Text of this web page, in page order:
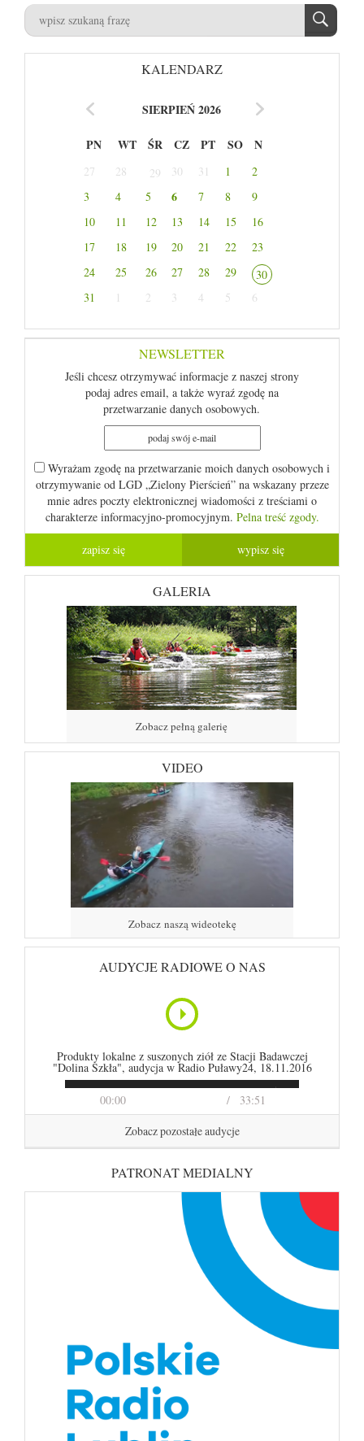
KALENDARZ
SIERPIEŃ 2026
PN WT ŚR CZ PT SO N
27 28 29 30 31 1
2
3
4 5 6 7 8
9
10
11 12 13 14 15
16
17
18 19 20 21 22
23
24
25 26 27 28 29
30
31
1 2 3 4 5 6
NEWSLETTER
Jeśli chcesz otrzymywać informacje z naszej strony
podaj adres email, a także wyraź zgodę na
przetwarzanie danych osobowych.
Wyrażam zgodę na przetwarzanie moich danych osobowych i
otrzymywanie od LGD „Zielony Pierścień” na wskazany przeze
mnie adres poczty elektronicznej wiadomości z treściami o
charakterze informacyjno-promocyjnym. Pelna treść zgody.
GALERIA
Zobacz pełną galerię
VIDEO
Zobacz naszą wideotekę
AUDYCJE RADIOWE O NAS
00:00 33:51
Produkty lokalne z suszonych ziół ze Stacji Badawczej
"Dolina Szkła", audycja w Radio Puławy24, 18.11.2016
Zobacz pozostałe audycje
PATRONAT MEDIALNY